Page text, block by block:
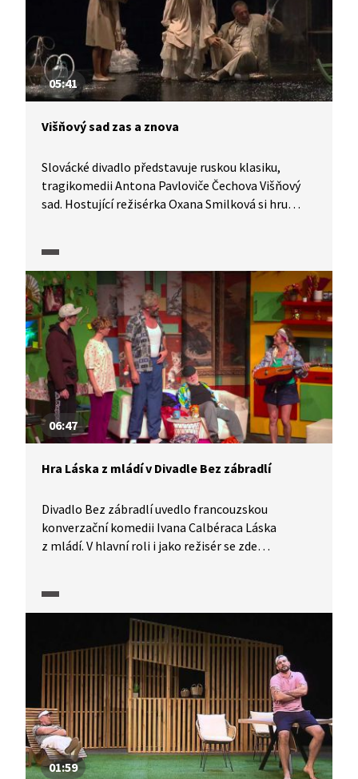
05:41
Višňový sad zas a znova
Slovácké divadlo představuje ruskou klasiku,
tragikomedii Antona Pavloviče Čechova Višňový
sad. Hostující režisérka Oxana Smilková si hru
06:47
Hra Láska z mládí v Divadle Bez zábradlí
Divadlo Bez zábradlí uvedlo francouzskou
konverzační komedii Ivana Calbéraca Láska
z mládí. V hlavní roli i jako režisér se zde
01:59